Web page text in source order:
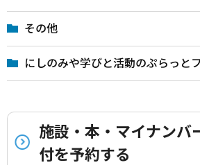
その他
にしのみや学びと活動のぷらっと
施設・本・マイナンバ
付を予約する